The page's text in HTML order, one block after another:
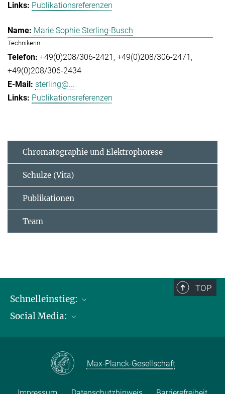
Publikationsreferenzen
Marie Sophie Sterling-Busch
Technikerin
+49(0)208/306-2421 +49(0)208/306-2471
+49(0)208/306-2434
sterling@...
Publikationsreferenzen
Chromatographie und Elektrophorese
Schulze (Vita)
Publikationen
Team
TOP
Schnelleinstieg:
Publikationen
Kontakt und Anfahrtsbeschreibung
Social Media:
Max-Planck-Gesellschaft